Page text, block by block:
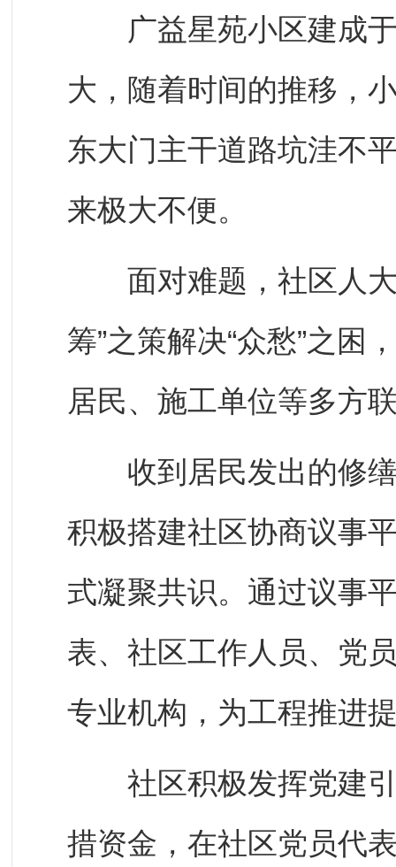
广益星苑小区建成于
大，随着时间的推移，
东大门主干道路坑洼不
来极大不便。
面对难题，社区人大
筹”之策解决“众愁”之困
居民、施工单位等多方
收到居民发出的修缮
积极搭建社区协商议事
式凝聚共识。通过议事
表、社区工作人员、党
专业机构，为工程推进
社区积极发挥党建引
措资金，在社区党员代